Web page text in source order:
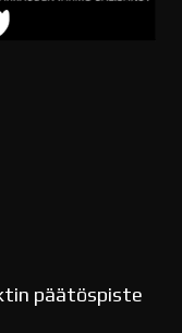
päätöspiste